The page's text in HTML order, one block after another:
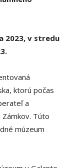
2023, v stredu
ktorú počas
a
Túto
múzeum